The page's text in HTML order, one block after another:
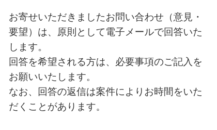
お寄せいただきましたお問い合わせ（意見・
要望）は、原則として電子メールで回答いた
します。
回答を希望される方は、必要事項のご記入を
お願いいたします。
なお、回答の返信は案件によりお時間をいた
だくことがあります。